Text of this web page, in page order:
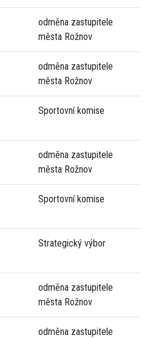
odměna zastupitele
města Rožnov
odměna zastupitele
města Rožnov
Sportovní komise
odměna zastupitele
města Rožnov
Sportovní komise
Strategický výbor
odměna zastupitele
města Rožnov
odměna zastupitele